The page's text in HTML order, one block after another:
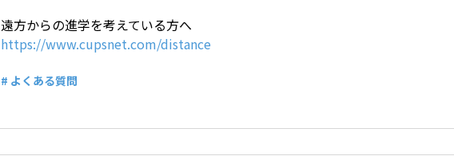
遠方からの進学を考えている方へ
https://www.cupsnet.com/distance
# よくある質問